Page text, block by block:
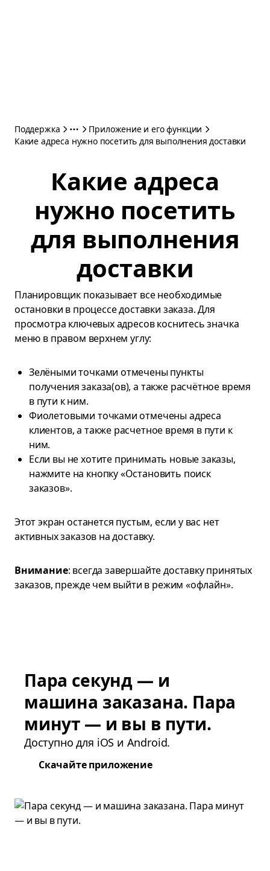
Поддержка
Приложение и его функции
Какие адреса нужно посетить для выполнения доставки
Какие адреса
нужно посетить
для выполнения
доставки
Планировщик показывает все необходимые
остановки в процессе доставки заказа. Для
просмотра ключевых адресов коснитесь значка
меню в правом верхнем углу:
Зелёными точками отмечены пункты
получения заказа(ов), а также расчётное время
в пути к ним.
Фиолетовыми точками отмечены адреса
клиентов, а также расчетное время в пути к
ним.
Если вы не хотите принимать новые заказы,
нажмите на кнопку «Остановить поиск
заказов».
Этот экран останется пустым, если у вас нет
активных заказов на доставку.
Внимание: всегда завершайте доставку принятых
заказов, прежде чем выйти в режим «офлайн».
Пара секунд — и
машина заказана. Пара
минут — и вы в пути.
Доступно для iOS и Android.
Скачайте приложение